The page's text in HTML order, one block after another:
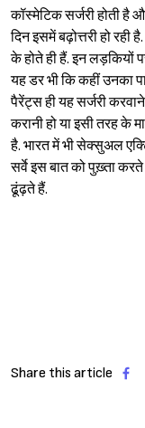
कॉस्मेटिक सर्जरी होती
दिन इसमें बढ़ोत्तरी हो
के होते ही हैं. इन लड़कियों
यह डर भी कि कहीं उनका
पैरेंट्स ही यह सर्जरी
करानी हो या इसी तरह के
है. भारत में भी सेक्सुअल
सर्वे इस बात को पुख़्ता
ढूंढ़ते हैं.
Share this article